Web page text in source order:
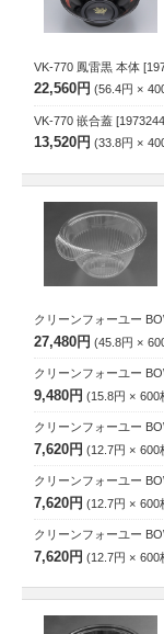
VK-770 鳳雷黒 本体
22,560円 56.4円
VK-770 嵌合蓋
13,520円 33.8円
クリーンフォーユー
27,480円 45.8円
クリーンフォーユー
9,480円 15.8円 600
クリーンフォーユー
7,620円 12.7円 600
クリーンフォーユー
7,620円 12.7円 600
クリーンフォーユー
7,620円 12.7円 600